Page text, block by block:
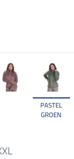
PASTEL
GROEN